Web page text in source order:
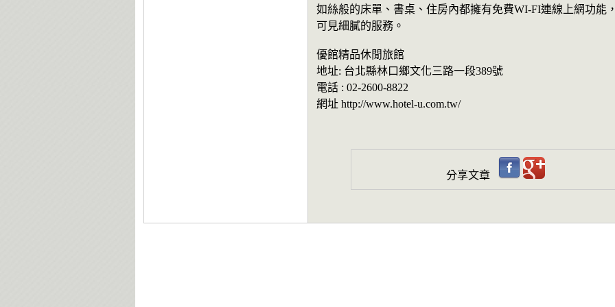
如絲般的床單、書桌、住房內都擁有免費WI-FI連線上網功能
可見細膩的服務。
優館精品休閒旅館
地址: 台北縣林口鄉文化三路一段389號
電話 : 02-2600-8822
網址 http://www.hotel-u.com.tw/
分享文章